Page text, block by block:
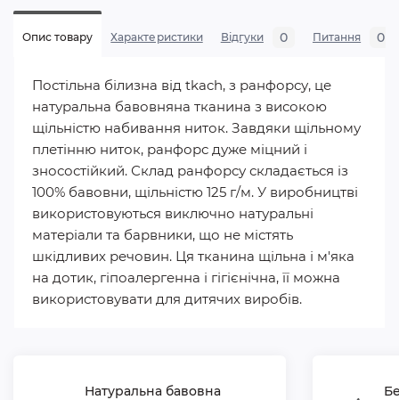
Опис товару Характеристики Відгуки 0 Питання 0
Постільна білизна від tkach, з ранфорсу, це
натуральна бавовняна тканина з високою
щільністю набивання ниток. Завдяки щільному
плетінню ниток, ранфорс дуже міцний і
зносостійкий. Склад ранфорсу складається із
100% бавовни, щільністю 125 г/м. У виробництві
використовуються виключно натуральні
матеріали та барвники, що не містять
шкідливих речовин. Ця тканина щільна і м'яка
на дотик, гіпоалергенна і гігієнічна, її можна
використовувати для дитячих виробів.
Натуральна бавовна